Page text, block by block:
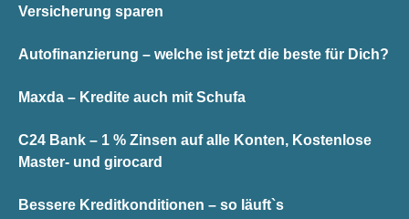
Versicherung sparen
Autofinanzierung – welche ist jetzt die beste für Dich?
Maxda – Kredite auch mit Schufa
C24 Bank – 1 % Zinsen auf alle Konten, Kostenlose
Master- und girocard
Bessere Kreditkonditionen – so läuft`s